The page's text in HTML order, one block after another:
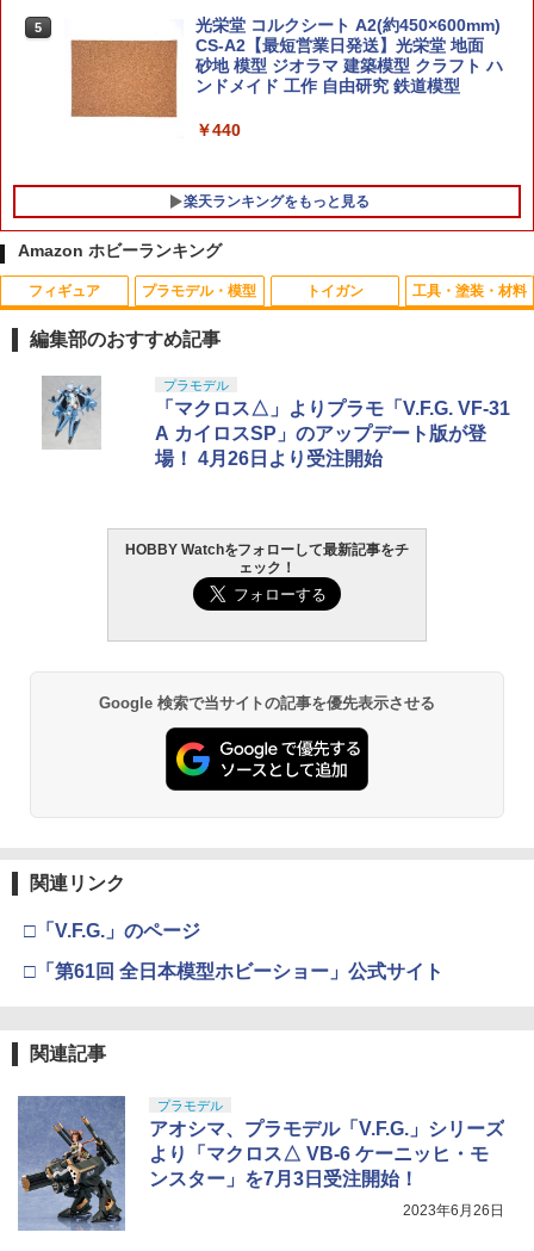
5
光栄堂 コルクシート A2(約450×600mm)
CS-A2【最短営業日発送】光栄堂 地面
砂地 模型 ジオラマ 建築模型 クラフト ハ
ンドメイド 工作 自由研究 鉄道模型
￥440
楽天ランキングをもっと見る
1
★【未開封】ワンピース DXF ～THE GR
ANDLINE SERIES～ SPECIAL NEFELT
ARI VIVI ネフェルタリ ビビ フィギュア
￥700
古】ホビー フィギュア 53H11719037
￥2,800
3
PLAMATEA ミューズボディ：いちか ビ
イルカンパニー]【送料無料】《発売済・
在庫品》
￥3,150
店】
￥3,300
5
￥1,716
1
【エントリー最大10倍＆3％クーポン】K
SC CO2 12gカートリッジ5本セット【あ
す楽】
￥598
￥2,705
mm 12番 ゼロイン クレー射撃 競技銃 ス
空気銃 ボアサイター 銃砲
￥4,680
￥7,780
Amazon ホビーランキング
フィギュア
TAMASHII NATIONS S.H.フィギュアー
ツ（真骨彫製法） 仮面ライダーBLACK
RX 約150mm PVC&ABS&布製 塗装済み
可動フィギュア
タカラトミー(TAKARA TOMY) T-SPAR
K トランスフォーマー ニューレジェンズ
TAMASHII NATIONS S.H.フィギュアー
ツ ONE PIECE シャンクス -マリンフォ
ード頂上決戦- 約165mm PVC&ABS&布
4
52TOYS BLINDBOX ディズニー プリン
セス On the Run シリーズ ブラインドボ
ックス フィギュア ガチャガチャ コレク
【POP MART 公式ストア】THE MONS
TERS Big into Energy シリーズ ぬいぐ
るみペンダント 【1ピース】 エナジーラ
ブブ labubu ラブブ らぶぶ ポップマー
プラモデル・模型
BANDAI SPIRITS(バンダイ スピリッツ)
30MS SIS-J00 メルンジャ[カラーA] 色
分け済みプラモデル
￥4,200
BANDAI SPIRITS(バンダイ スピリッツ)
機動警察パトレイバー EZY RG 1/48 AV-
98Plus (イングラム・プラス) 色分け済
BANDAI SPIRITS(バンダイスピリッツ)
30MS SIS-H00 セスティエ[カラーC] 色
分け済みプラモデル
ちゃん 組み立て式プラモデル ノンスケ
ール 全高約160mm
ニオンフラッグカスタム 1/144スケール
色分け済みプラモデル
￥1,800
トイガン
東京マルイ(TOKYO MARUI) No.25 コル
ト ガバメント HG 18歳以上エアーHOP
ハンドガン
￥3,384
東京マルイ (TOKYO MARUI) ガスブロー
バックマシンガン No.14 20式 5.56mm
小銃 18歳以上 ガスブローバック
￥225,000
東京マルイ(TOKYO MARUI) No.21 H&K
USP HG 18歳以上エアーHOPハンドガン
￥3,409
4
￥2,666
5
￥3,815
工具・塗装・材料
GSIクレオス Mr.トップコート 水性プレ
ミアムトップコートスプレー 光沢 88ml
ホビー用仕上材 B601
￥748
LOCTITE(ロックタイト) シールはがし
プレミアム 220ml
タミヤ クラフトツールシリーズ No.123
先細薄刃ニッパー (ゲートカット用) プラ
モデル用工具 74123
型用接着剤 87003
￥184
8ml ホビー用仕上材 B603
￥710
編集部のおすすめ記事
プラモデル
「マクロス△」よりプラモ「V.F.G. VF-31
A カイロスSP」のアップデート版が登
場！ 4月26日より受注開始
HOBBY Watchをフォローして最新記事をチ
ェック！
Google 検索で当サイトの記事を優先表示させる
関連リンク
□「V.F.G.」のページ
□「第61回 全日本模型ホビーショー」公式サイト
関連記事
プラモデル
アオシマ、プラモデル「V.F.G.」シリーズ
より「マクロス△ VB-6 ケーニッヒ・モ
ンスター」を7月3日受注開始！
2023年6月26日